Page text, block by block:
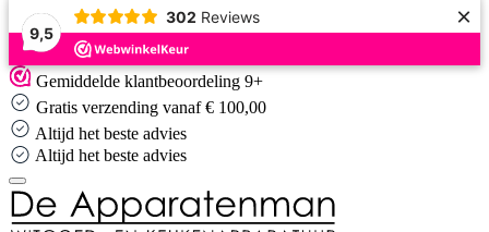
9,5
302 Reviews ×
Skip
to
content
Gemiddelde klantbeoordeling 9+
Gratis verzending vanaf € 100,00
Altijd het beste advies
Gemiddelde klantbeoordeling 9+